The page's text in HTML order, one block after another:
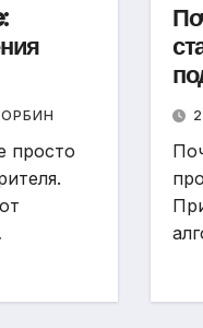
просто